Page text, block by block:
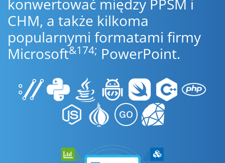
konwertować między PPSM i
CHM, a także kilkoma
popularnymi formatami firmy
Microsoft&174; PowerPoint.